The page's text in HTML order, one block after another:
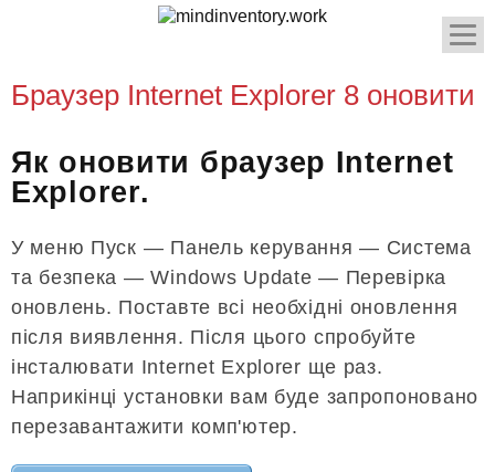
Браузер Internet Explorer 8 оновити
Як оновити браузер Internet
Explorer.
У меню Пуск — Панель керування — Система
та безпека — Windows Update — Перевірка
оновлень. Поставте всі необхідні оновлення
після виявлення. Після цього спробуйте
інсталювати Internet Explorer ще раз.
Наприкінці установки вам буде запропоновано
перезавантажити комп'ютер.